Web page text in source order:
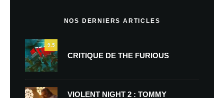
NOS DERNIERS ARTICLES
9.5
CRITIQUE DE THE FURIOUS
VIOLENT NIGHT 2 : TOMMY